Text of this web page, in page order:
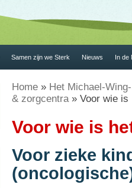
Samen zijn we Sterk Nieuws In de
Home » Het Michael-
& zorgcentra» Voor wie is
Voor wie is
Voor zieke